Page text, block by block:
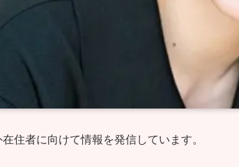
住者に向けて情報を発信しています。